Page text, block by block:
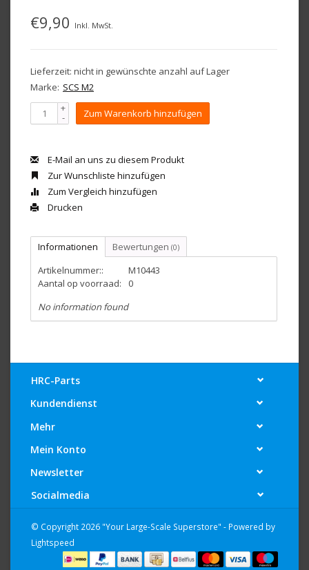
€9,90 Inkl. MwSt.
Lieferzeit: nicht in gewünschte anzahl auf Lager
Marke: SCS M2
+
- Zum Warenkorb hinzufügen
E-Mail an uns zu diesem Produkt
Zur Wunschliste hinzufügen
Zum Vergleich hinzufügen
Drucken
Informationen Bewertungen (0)
Artikelnummer::
M10443
Aantal op voorraad:
0
No information found
HRC-Parts
Kundendienst
Mehr
Mein Konto
Newsletter
Socialmedia
© Copyright 2026 "Your Large-Scale Superstore" - Powered by
Lightspeed